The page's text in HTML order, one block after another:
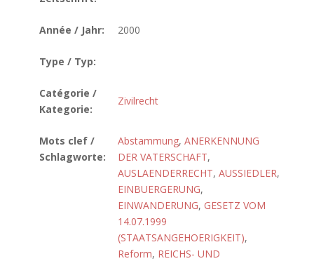
Année / Jahr: 2000
Type / Typ:
Catégorie /
Kategorie:
Zivilrecht
Mots clef /
Schlagworte:
Abstammung, ANERKENNUNG
DER VATERSCHAFT,
AUSLAENDERRECHT, AUSSIEDLER,
EINBUERGERUNG,
EINWANDERUNG, GESETZ VOM
14.07.1999
(STAATSANGEHOERIGKEIT),
Reform, REICHS- UND